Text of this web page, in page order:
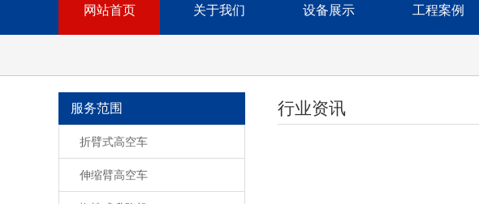
网站首页 关于我们 设备展示 工程案例
服务范围
折臂式高空车
伸缩臂高空车
行业资讯